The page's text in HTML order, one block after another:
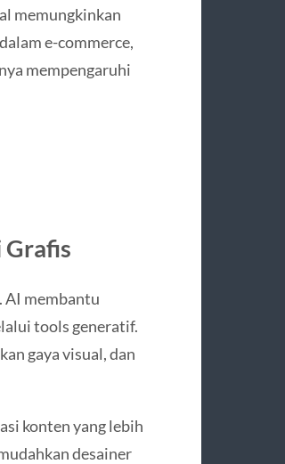
memungkinkan
e-commerce,
mempengaruhi
Grafis
AI membantu
tools generatif.
gaya visual, dan
konten yang lebih
desainer